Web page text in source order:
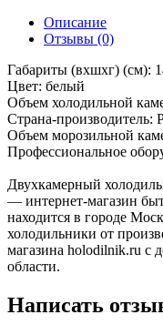
Описание
Отзывы (0)
Габариты (вхшхг) (см):
Цвет: белый
Объем холодильной
Страна-производитель:
Объем морозильной
Профессиональное
Двухкамерный
— интернет-магазин
находится в городе
холодильники от
магазина holodilnik.ru с
области.
Написать